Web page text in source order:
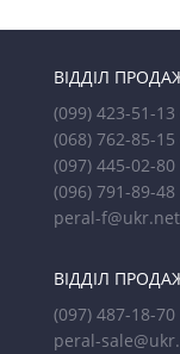
ВІДДІЛ
(099) 423-51-13
(068) 762-85-15
(097) 445-02-80
(096) 791-89-48
peral-f@ukr.net
ВІДДІЛ
(097) 487-18-70
peral-